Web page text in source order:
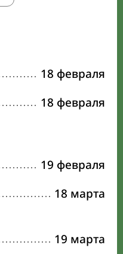
18 февраля
18 февраля
19 февраля
18 марта
19 марта